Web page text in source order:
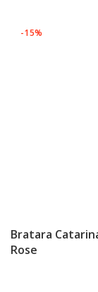
-15%
Bratara
Rose